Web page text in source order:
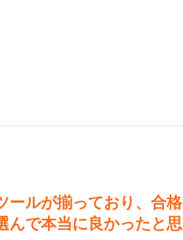
ールが揃っており、合
で本当に良かったと思